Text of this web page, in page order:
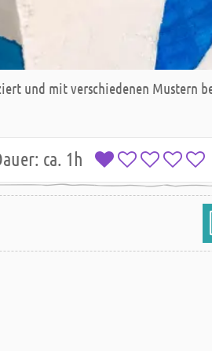
und mit verschiedenen Mustern
ca. 1h